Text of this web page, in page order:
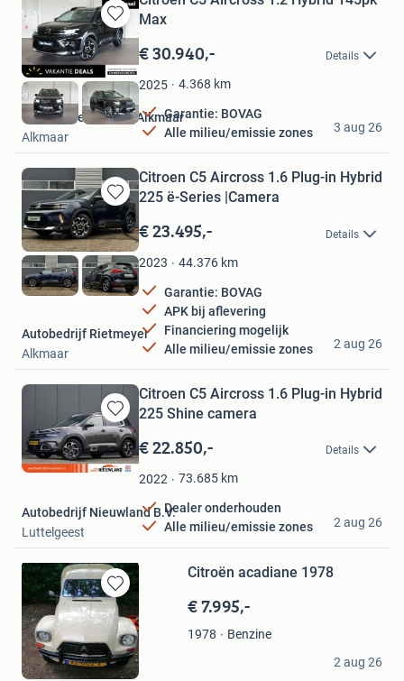
Bewaren
in
Mijn
Favorieten
Max
€ 30.940,- Details
2025 4.368 km
Garantie: BOVAG
Alle milieu/emissie zones
Van Mossel Citroën Alkmaar
Alkmaar
3 aug 26
Bewaren
in
Mijn
Favorieten
Citroen C5 Aircross 1.6 Plug-in Hybrid
225 ë-Series |Camera
€ 23.495,- Details
2023 44.376 km
Garantie: BOVAG
APK bij aflevering
Financiering mogelijk
Alle milieu/emissie zones
Autobedrijf Rietmeyer
Alkmaar
2 aug 26
Bewaren
in
Mijn
Favorieten
Citroen C5 Aircross 1.6 Plug-in Hybrid
225 Shine camera
€ 22.850,- Details
2022 73.685 km
Dealer onderhouden
Alle milieu/emissie zones
Autobedrijf Nieuwland B.V.
Luttelgeest
2 aug 26
Bewaren
in
Mijn
Favorieten
Citroën acadiane 1978
€ 7.995,-
1978
Benzine
Axinja
Diessen
2 aug 26